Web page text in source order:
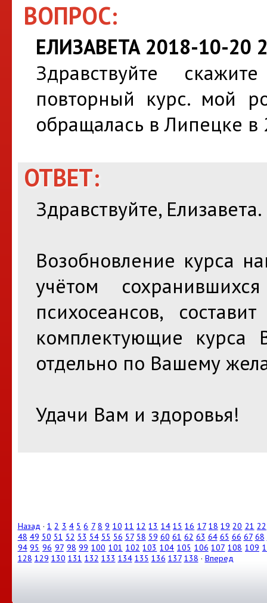
ВОПРОС:
ЕЛИЗАВЕТА 2018-10-20
Здравствуйте
повторный курс. мой
обращалась в Липецке в
ОТВЕТ:
Здравствуйте, Елизавета.
Возобновление курса
учётом
психосеансов,
комплектующие
отдельно по Вашему
Удачи Вам и здоровья!
Назад ·1 2 3 4 5 6 7 8 9 10 11 12 13 14 15 16 17 18 19 20 21 22
48 49 50 51 52 53 54 55 56 57 58 59 60 61 62 63 64 65 66 67 68
94 95 96 97 98 99 100 101 102 103 104 105 106 107 108 109
128 129 130 131 132 133 134 135 136 137 138 · Вперед